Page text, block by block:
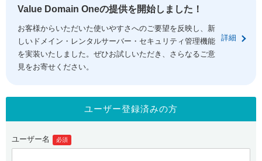
ドメイン移管
ドメイン価格一覧
ドメイン一括検索
.jpドメインオークション
gTLDオークション NEW!
.jpドメインバックオーダー
コアサーバー
バリューサーバー
XREA
セキュリティトップ
Value Domain ネットde診断
SSL証明書
サービストップ
お得意様割引
紹介制度
facebook
ログイン
Value Domain Oneの提供を開始しました！
お客様からいただいた使いやすさへのご要望を反映し、新
しいドメイン・レンタルサーバー・セキュリティ管理機能
を実装いたしました。ぜひお試しいただき、さらなるご意
見をお寄せください。
詳細
ユーザー登録済みの方
ユーザー名 必須